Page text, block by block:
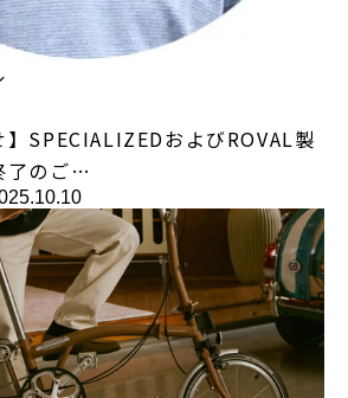
】SPECIALIZEDおよびROVAL製
了のご…